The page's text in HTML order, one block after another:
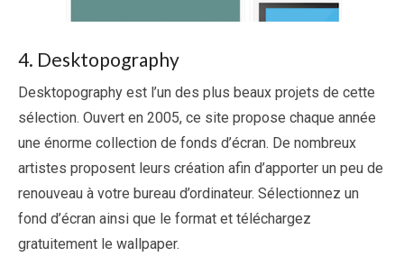
4. Desktopography
Desktopography est l’un des plus beaux projets de cette
sélection. Ouvert en 2005, ce site propose chaque année
une énorme collection de fonds d’écran. De nombreux
artistes proposent leurs création afin d’apporter un peu de
renouveau à votre bureau d’ordinateur. Sélectionnez un
fond d’écran ainsi que le format et téléchargez
gratuitement le wallpaper.